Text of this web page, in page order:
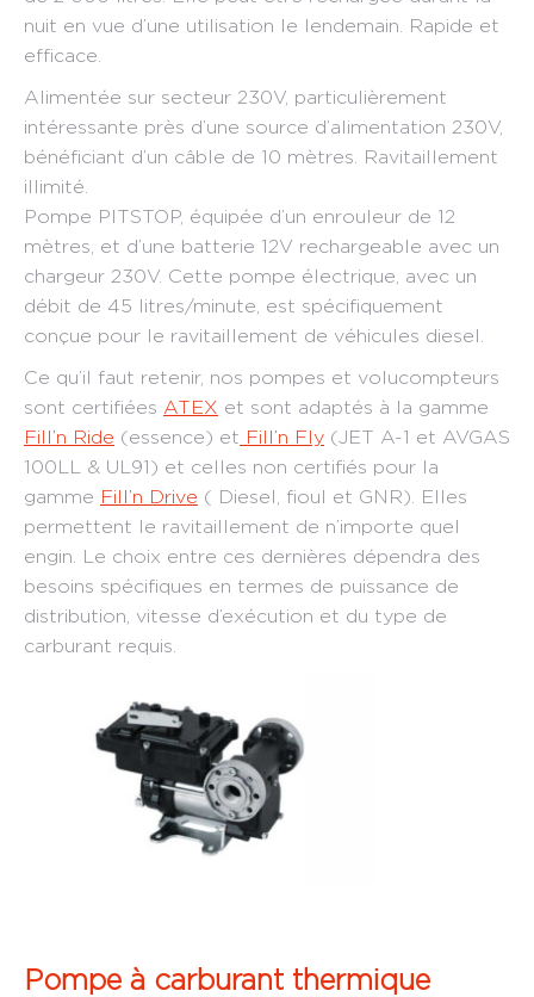
nuit en vue d’une utilisation le lendemain. Rapide et
efficace.
Alimentée sur secteur 230V, particulièrement
intéressante près d’une source d’alimentation 230V,
bénéficiant d’un câble de 10 mètres. Ravitaillement
illimité.
Pompe PITSTOP, équipée d’un enrouleur de 12
mètres, et d’une batterie 12V rechargeable avec un
chargeur 230V. Cette pompe électrique, avec un
débit de 45 litres/minute, est spécifiquement
conçue pour le ravitaillement de véhicules diesel.
Ce qu’il faut retenir, nos pompes et volucompteurs
sont certifiées ATEX et sont adaptés à la gamme
Fill’n Ride (essence) et Fill’n Fly (JET A-1 et AVGAS
100LL & UL91) et celles non certifiés pour la
gamme Fill’n Drive ( Diesel, fioul et GNR). Elles
permettent le ravitaillement de n’importe quel
engin. Le choix entre ces dernières dépendra des
besoins spécifiques en termes de puissance de
distribution, vitesse d’exécution et du type de
carburant requis.
Pompe à carburant thermique